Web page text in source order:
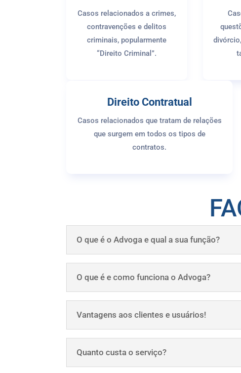
Casos relacionados a crimes,
contravenções e delitos
criminais, popularmente
“Direito Criminal”.
Direito Contratual
Casos relacionados que tratam de relações
que surgem em todos os tipos de
contratos.
O que é o Advoga e qual a sua função?
O que é e como funciona o Advoga?
Vantagens aos clientes e usuários!
Quanto custa o serviço?